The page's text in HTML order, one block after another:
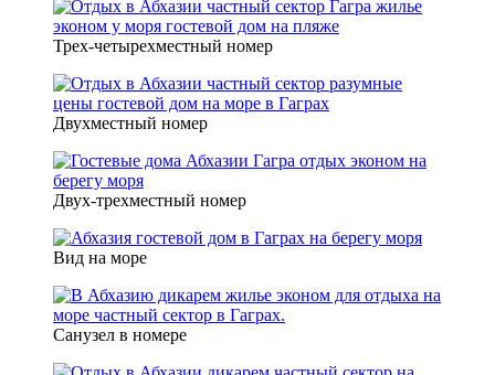
Трех-четырехместный номер
Двухместный номер
Двух-трехместный номер
Вид на море
Санузел в номере